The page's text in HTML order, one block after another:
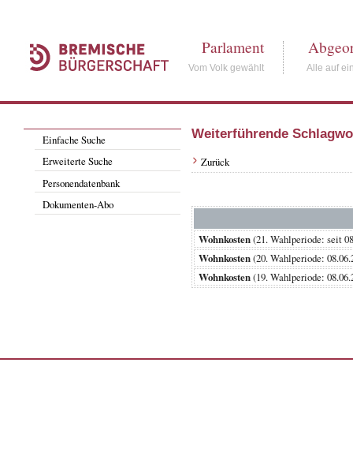
Parlament
Vom Volk gewählt Alle auf
Einfache Suche
Erweiterte Suche
Personendatenbank
Dokumenten-Abo
Weiterführende
Zurück
Wohnkosten(21. Wahlperiode:
Wohnkosten(20. Wahlperiode:
Wohnkosten(19. Wahlperiode: